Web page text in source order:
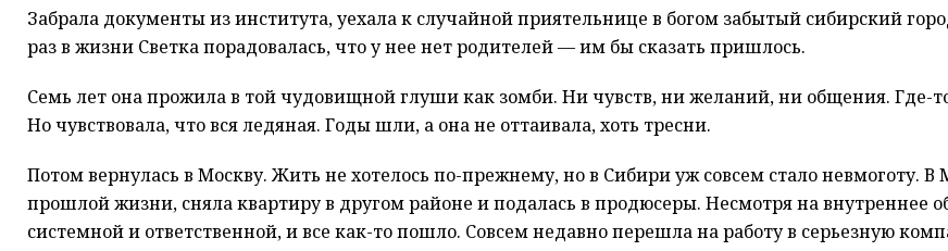
Забрала документы из института, уехала к случайной приятельнице в богом забытый сибирский
раз в жизни Светка порадовалась, что у нее нет родителей — им бы сказать пришлось.
Семь лет она прожила в той чудовищной глуши как зомби. Ни чувств, ни желаний, ни общения. Где-
Но чувствовала, что вся ледяная. Годы шли, а она не оттаивала, хоть тресни.
Потом вернулась в Москву. Жить не хотелось по-прежнему, но в Сибири уж совсем стало невмоготу.
прошлой жизни, сняла квартиру в другом районе и подалась в продюсеры. Несмотря на внутреннее
системной и ответственной, и все как-то пошло. Совсем недавно перешла на работу в серьезную